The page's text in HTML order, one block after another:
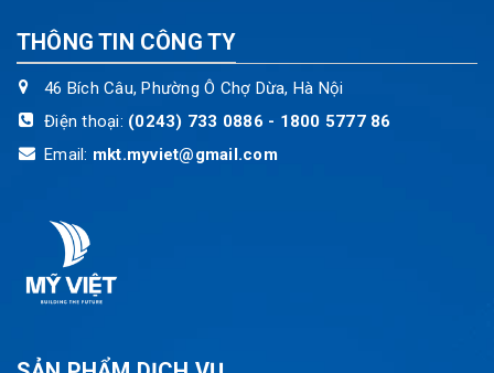
THÔNG TIN CÔNG TY
46 Bích Câu, Phường Ô Chợ Dừa, Hà Nội
Điện thoại: (0243) 733 0886 - 1800 5777 86
Email: mkt.myviet@gmail.com